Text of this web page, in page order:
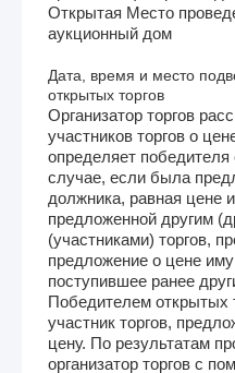
Открытая Место
аукционный дом
Дата, время и место
открытых торгов
Организатор торгов
участников торгов о
определяет
случае, если была
должника, равная цене
предложенной другим
(участниками) торгов,
предложение о цене
поступившее ранее
Победителем открытых
участник торгов,
цену. По результатам
организатор торгов с